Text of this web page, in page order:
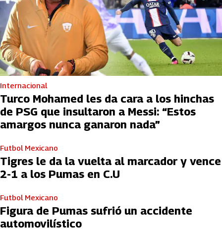
Internacional
Turco Mohamed les da cara a los hinchas
de PSG que insultaron a Messi: “Estos
amargos nunca ganaron nada”
Futbol Mexicano
Tigres le da la vuelta al marcador y vence
2-1 a los Pumas en C.U
Futbol Mexicano
Figura de Pumas sufrió un accidente
automovilístico